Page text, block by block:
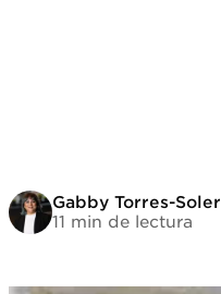
Gabby Torres-Soler
11 min de lectura